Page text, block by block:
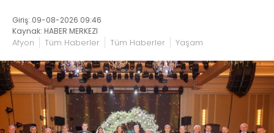
Giriş: 09-08-2026 09:46
Kaynak: HABER MERKEZI
Afyon Tüm Haberler Tüm Haberler Yaşam